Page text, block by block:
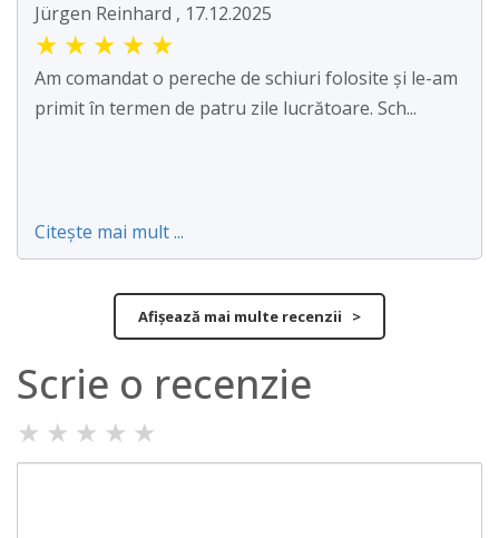
Jürgen Reinhard , 17.12.2025
★ ★ ★ ★ ★
Am comandat o pereche de schiuri folosite și le-am
primit în termen de patru zile lucrătoare. Sch...
Citește mai mult ...
Afișează mai multe recenzii >
Scrie o recenzie
★ ★ ★ ★ ★